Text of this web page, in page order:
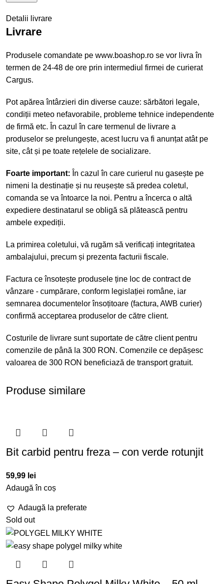
Detalii livrare
Livrare
Produsele comandate pe www.boashop.ro se vor livra în
termen de 24-48 de ore prin intermediul firmei de curierat
Cargus.
Pot apărea întârzieri din diverse cauze: sărbători legale,
condiții meteo nefavorabile, probleme tehnice independente
de firmă etc. În cazul în care termenul de livrare a
produselor se prelungește, acest lucru va fi anunțat atât pe
site, cât și pe toate rețelele de socializare.
Foarte important: În cazul în care curierul nu gasește pe
nimeni la destinație și nu reușește să predea coletul,
comanda se va întoarce la noi. Pentru a încerca o altă
expediere destinatarul se obligă să plătească pentru
ambele expediții.
La primirea coletului, vă rugăm să verificați integritatea
ambalajului, precum și prezenta facturii fiscale.
Factura ce însotește produsele ține loc de contract de
vânzare - cumpărare, conform legislației române, iar
semnarea documentelor însoțitoare (factura, AWB curier)
confirmă acceptarea produselor de către client.
Costurile de livrare sunt suportate de către client pentru
comenzile de până la 300 RON. Comenzile ce depășesc
valoarea de 300 RON beneficiază de transport gratuit.
Produse similare
Bit carbid pentru freza – con verde rotunjit
59,99 lei
Adaugă în coș
Adaugă la preferate
Sold out